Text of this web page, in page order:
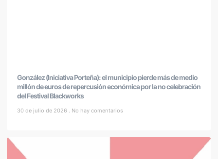
González (Iniciativa Porteña): el municipio pierde más de medio
millón de euros de repercusión económica por la no celebración
del Festival Blackworks
30 de julio de 2026 No hay comentarios